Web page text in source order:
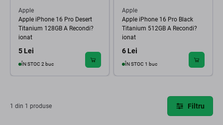
Apple
Apple iPhone 16 Pro Desert
Titanium 128GB A Recondi?
ionat
5 Lei
ÎN STOC 2 buc
Apple
Apple iPhone 16 Pro Black
Titanium 512GB A Recondi?
ionat
6 Lei
ÎN STOC 1 buc
1 din 1 produse Filtru